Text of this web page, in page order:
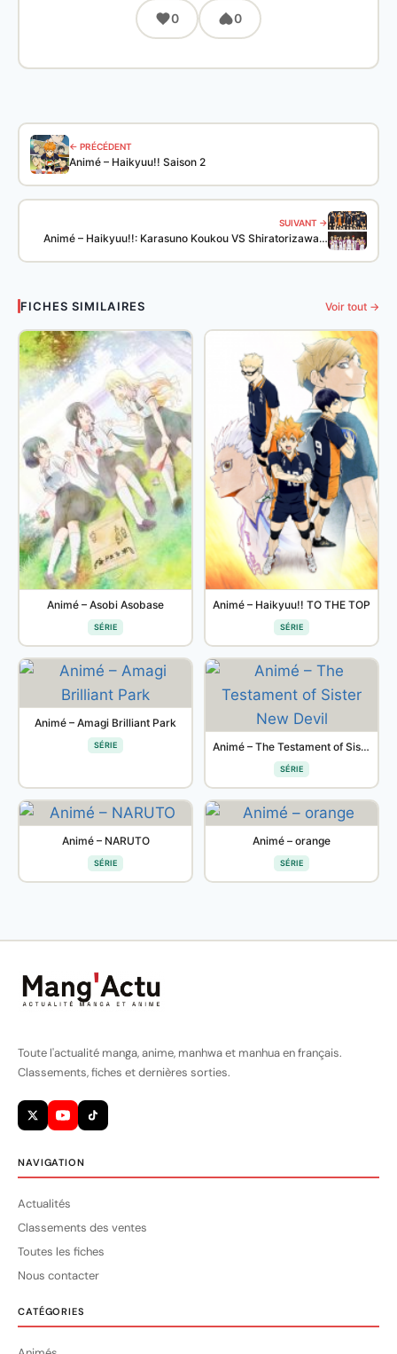
0 0
← PRÉCÉDENT
Animé – Haikyuu!! Saison 2
SUIVANT →
Animé – Haikyuu!!: Karasuno Koukou VS Shiratorizawa…
FICHES SIMILAIRES Voir tout →
Animé – Asobi Asobase
SÉRIE
Animé – Haikyuu!! TO THE TOP
SÉRIE
Animé – Amagi Brilliant Park
SÉRIE Animé – The Testament of Sister New Devil
SÉRIE
Animé – NARUTO
SÉRIE
Animé – orange
SÉRIE
Toute l'actualité manga, anime, manhwa et manhua en français.
Classements, fiches et dernières sorties.
NAVIGATION
Actualités
Classements des ventes
Toutes les fiches
Nous contacter
CATÉGORIES